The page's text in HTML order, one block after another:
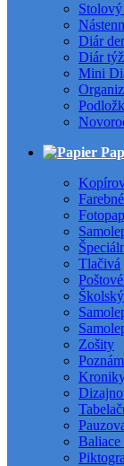
Diár
Diár
Mini
Tlačivá
Zošity
Baliace